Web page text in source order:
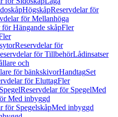
HögskåpReservdelar för
för Mellanhöga
för Hängande skåpFler
Reservdelar för
för TillbehörLådinsatser
och
för bänkskivorHandtagSet
för EluttagFler
SpegelReservdelar för SpegelMed
Med inbyggd
för SpegelskåpMed inbyggd